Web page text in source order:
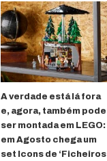
A verdade está lá fora
e, agora, também pode
ser montada em LEGO:
em Agosto chega um
set Icons de ‘Ficheiros